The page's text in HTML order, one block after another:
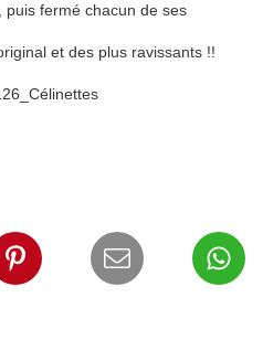
fermé chacun de ses
et des plus ravissants !!